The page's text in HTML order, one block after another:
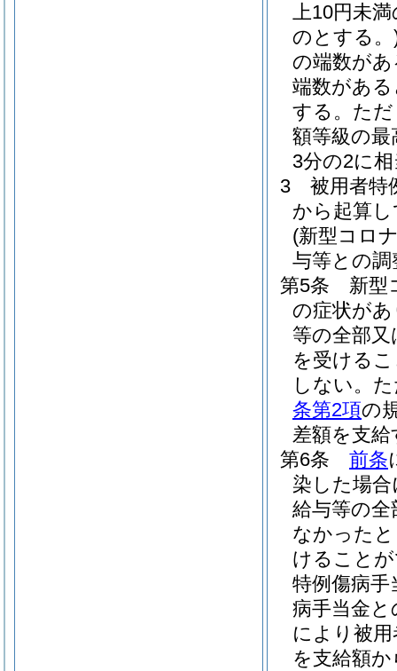
上10円未
のとする。
の端数が
端数があ
する。 た
額等級の
3分の2に
3
被用者特
から起算
(新型コロ
与等との調
第5条
新型
の症状が
等の全部
を受ける
しない。
条第2項の
差額を支給
第6条
前条
染した場
給与等の
なかった
けること
特例傷病
病手当金
により被
を支給額